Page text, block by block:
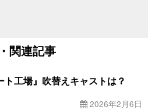
関連記事
ト工場』吹替えキャストは？
2026年2月6日